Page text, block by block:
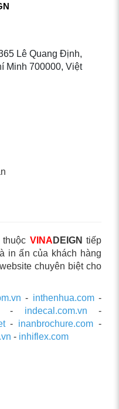
Lê Quang Định,
Minh 700000, Việt
VINA DEIGN tiếp
in ấn của khách hàng
chuyên biệt cho
- inthenhua.com-
- indecal.com.vn -
- inanbrochure.com -
- inhiflex.com